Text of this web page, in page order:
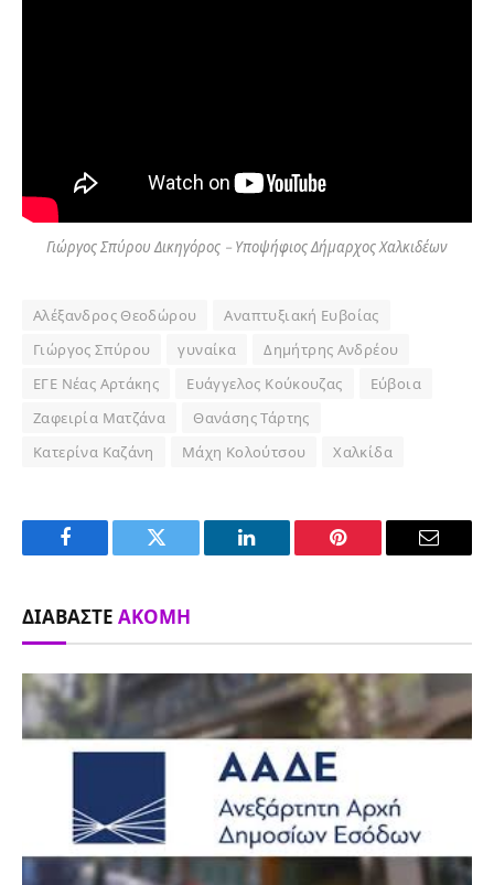
Γιώργος Σπύρου Δικηγόρος – Υποψήφιος Δήμαρχος Χαλκιδέων
Αλέξανδρος Θεοδώρου
Αναπτυξιακή Ευβοίας
Γιώργος Σπύρου
γυναίκα
Δημήτρης Ανδρέου
ΕΓΕ Νέας Αρτάκης
Ευάγγελος Κούκουζας
Εύβοια
Ζαφειρία Ματζάνα
Θανάσης Τάρτης
Κατερίνα Καζάνη
Μάχη Κολούτσου Χαλκίδα
Facebook Twitter LinkedIn Pinterest Email
ΔΙΑΒΆΣΤΕ ΑΚΌΜΗ